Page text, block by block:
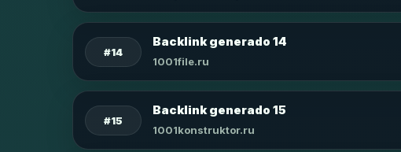
#14
Backlink generado 14
1001file.ru
#15
Backlink generado 15
1001konstruktor.ru